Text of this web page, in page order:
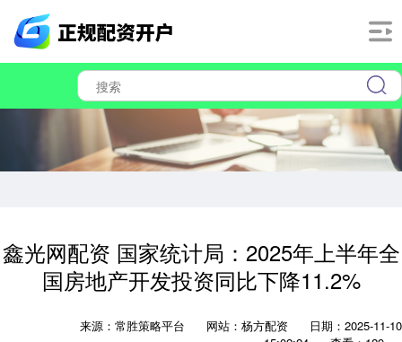
鑫光网配资 国家统计局：2025年上半年全
国房地产开发投资同比下降11.2%
来源：常胜策略平台 网站：杨方配资
日期：2025-11-10